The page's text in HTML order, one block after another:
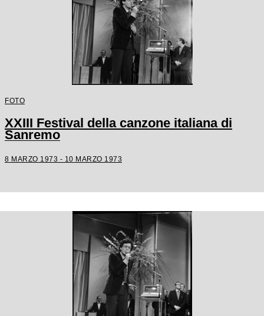
FOTO
XXIII Festival della canzone italiana di
Sanremo
8 MARZO 1973 - 10 MARZO 1973